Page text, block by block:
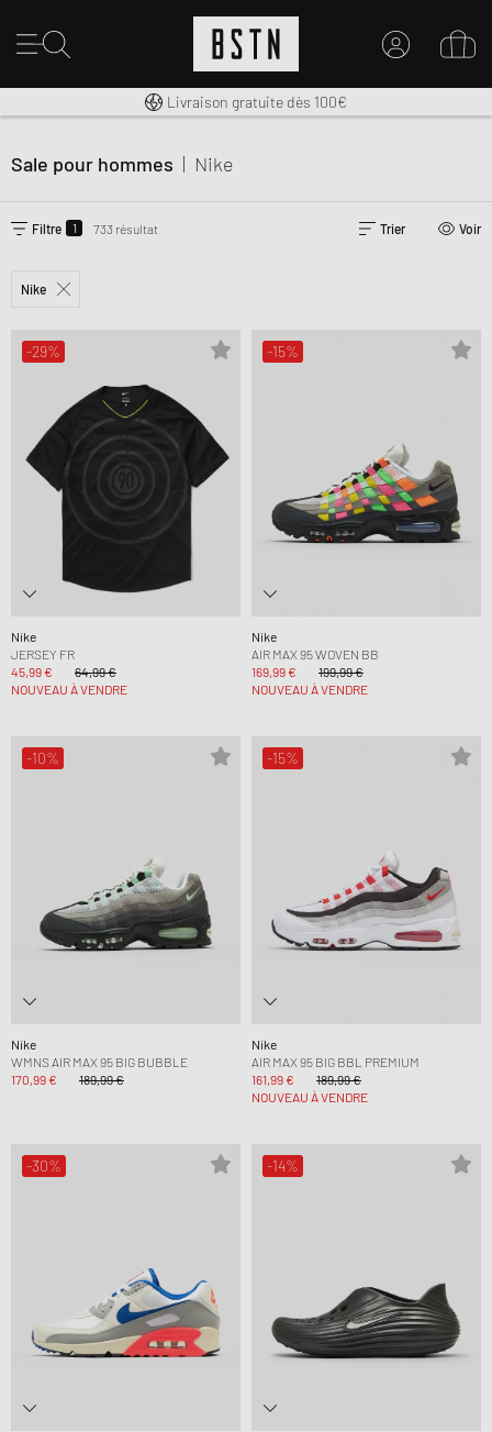
MON COMPTE
CRÉER UN COMPTE
Livraison gratuite dès 100€
Premium Sportswear
30 jours pour changer d’avis
Sale pour hommes | Nike
Filtre 1 733 résultat Trier Voir
Nike
-29%
Nike
JERSEY FR
45,99 €
64,99 €
NOUVEAU À VENDRE
-15%
Nike
AIR MAX 95 WOVEN BB
169,99 €
199,99 €
NOUVEAU À VENDRE
-10%
Nike
WMNS AIR MAX 95 BIG BUBBLE
170,99 €
189,99 €
-15%
Nike
AIR MAX 95 BIG BBL PREMIUM
161,99 €
189,99 €
NOUVEAU À VENDRE
-30% -14%